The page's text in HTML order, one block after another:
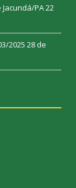
PA22
2025 28 de